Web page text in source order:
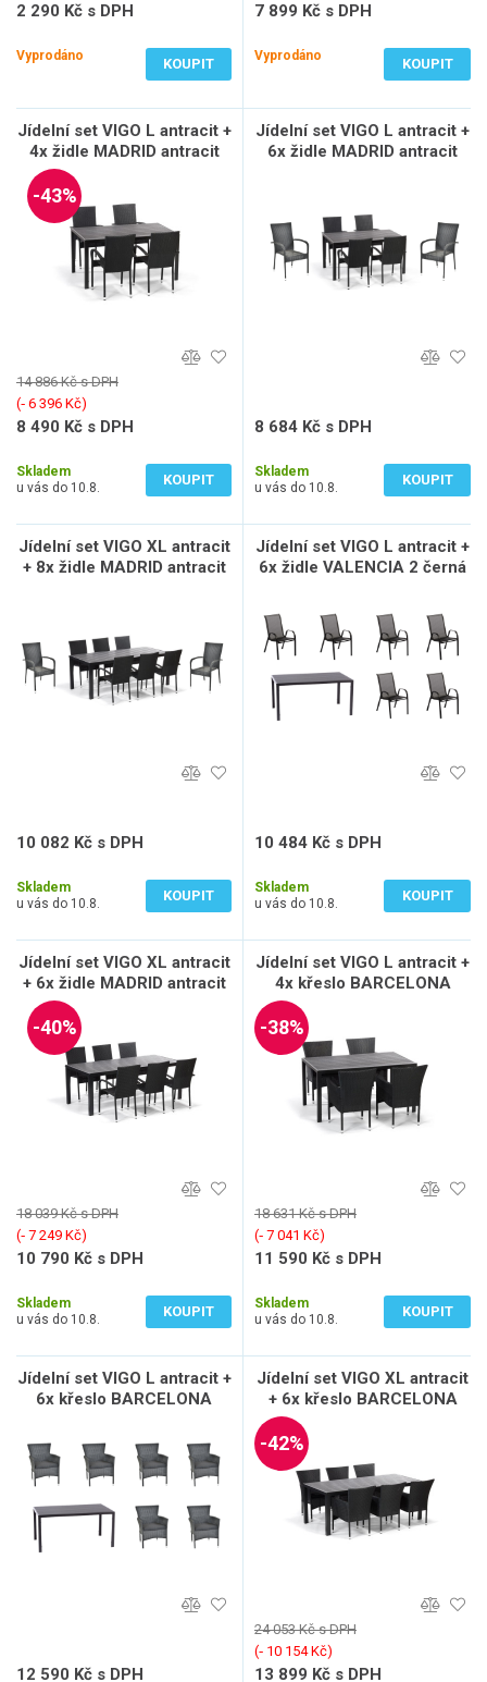
2 290 Kč s DPH
Vyprodáno
KOUPIT
7 899 Kč s DPH
Vyprodáno
KOUPIT
Jídelní set VIGO L antracit +
4x židle MADRID antracit
-43%
14 886 Kč s DPH
(‐ 6 396 Kč)
8 490 Kč s DPH
Skladem
u vás do 10.8.
KOUPIT
Jídelní set VIGO L antracit +
6x židle MADRID antracit
8 684 Kč s DPH
Skladem
u vás do 10.8.
KOUPIT
Jídelní set VIGO XL antracit
+ 8x židle MADRID antracit
10 082 Kč s DPH
Skladem
u vás do 10.8.
KOUPIT
Jídelní set VIGO L antracit +
6x židle VALENCIA 2 černá
10 484 Kč s DPH
Skladem
u vás do 10.8.
KOUPIT
Jídelní set VIGO XL antracit
+ 6x židle MADRID antracit
-40%
18 039 Kč s DPH
(‐ 7 249 Kč)
10 790 Kč s DPH
Skladem
u vás do 10.8.
KOUPIT
Jídelní set VIGO L antracit +
4x křeslo BARCELONA
-38%
18 631 Kč s DPH
(‐ 7 041 Kč)
11 590 Kč s DPH
Skladem
u vás do 10.8.
KOUPIT
Jídelní set VIGO L antracit +
6x křeslo BARCELONA
12 590 Kč s DPH
Jídelní set VIGO XL antracit
+ 6x křeslo BARCELONA
-42%
24 053 Kč s DPH
(‐ 10 154 Kč)
13 899 Kč s DPH